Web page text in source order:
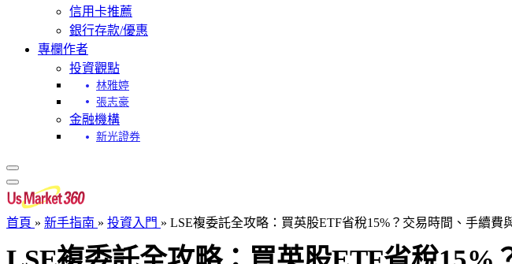
信用卡推薦
銀行存款/優惠
專欄作者
投資觀點
林雅婷
張志豪
金融機構
新光證券
首頁 » 新手指南 » 投資入門 » LSE複委託全攻略：買英股ETF省稅15%？交易時間、手續費